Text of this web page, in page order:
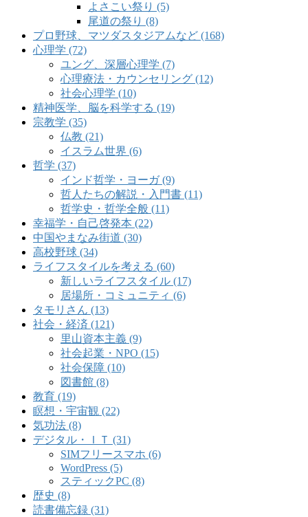
よさこい祭り (5)
尾道の祭り (8)
プロ野球、マツダスタジアムなど (168)
心理学 (72)
ユング、深層心理学 (7)
心理療法・カウンセリング (12)
社会心理学 (10)
精神医学、脳を科学する (19)
宗教学 (35)
仏教 (21)
イスラム世界 (6)
哲学 (37)
インド哲学・ヨーガ (9)
哲人たちの解説・入門書 (11)
哲学史・哲学全般 (11)
幸福学・自己啓発本 (22)
中国やまなみ街道 (30)
高校野球 (34)
ライフスタイルを考える (60)
新しいライフスタイル (17)
居場所・コミュニティ (6)
タモリさん (13)
社会・経済 (121)
里山資本主義 (9)
社会起業・NPO (15)
社会保障 (10)
図書館 (8)
教育 (19)
瞑想・宇宙観 (22)
気功法 (8)
デジタル・ＩＴ (31)
SIMフリースマホ (6)
WordPress (5)
スティックPC (8)
歴史 (8)
読書備忘録 (31)